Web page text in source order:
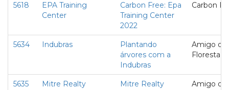
5618
EPA Training
Center
Carbon Free: Epa
Training Center
2022
Carbon
5634 Indubras
Plantando
árvores com a
Indubras
Amigo da
Floresta
5635
Mitre Realty
Mitre Realty
Amigo da